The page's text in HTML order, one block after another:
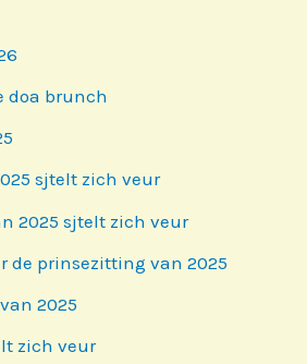
doa brunch
sjtelt zich veur
2025 sjtelt zich veur
de prinsezitting van 2025
2025
zich veur